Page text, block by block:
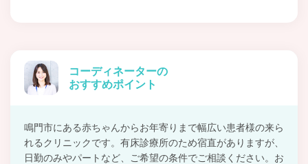
コーディネーターの
おすすめポイント
鳴門市にある赤ちゃんからお年寄りまで幅広い患者様の来ら
れるクリニックです。有床診療所のため宿直がありますが、
日勤のみやパートなど、ご希望の条件でご相談ください。お